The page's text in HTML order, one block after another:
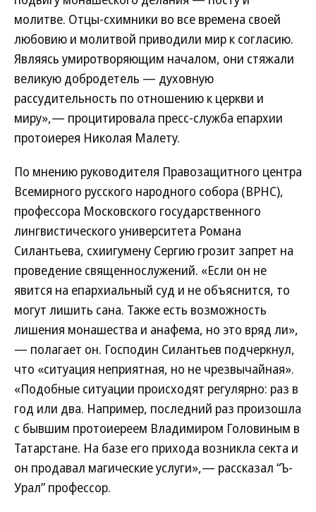
молитве. Отцы-схимники во все времена своей
любовию и молитвой приводили мир к согласию.
Являясь умиротворяющим началом, они стяжали
великую добродетель — духовную
рассудительность по отношению к церкви и
миру»,— процитировала пресс-служба епархии
протоиерея Николая Малету.
По мнению руководителя Правозащитного центра
Всемирного русского народного собора (ВРНС),
профессора Московского государственного
лингвистического университета Романа
Силантьева, схиигумену Сергию грозит запрет на
проведение священнослужений. «Если он не
явится на епархиальный суд и не объяснится, то
могут лишить сана. Также есть возможность
лишения монашества и анафема, но это вряд ли»,
— полагает он. Господин Силантьев подчеркнул,
что «ситуация неприятная, но не чрезвычайная».
«Подобные ситуации происходят регулярно: раз в
год или два. Например, последний раз произошла
с бывшим протоиереем Владимиром Головиным в
Татарстане. На базе его прихода возникла секта и
он продавал магические услуги»,— рассказал “Ъ-
Урал” профессор.